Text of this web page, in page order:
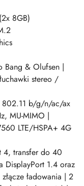
8GB)
Bang & Olufsen |
stereo /
802.11 b/g/n/ac/ax
MU-MIMO |
LTE/HSPA+ 4G
4, transfer do 40
DisplayPort 1.4 oraz
ładowania | 2